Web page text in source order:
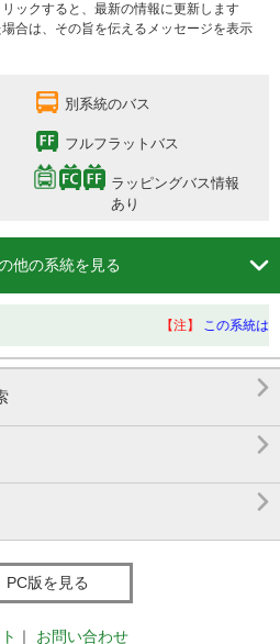
ックすると、最新の情報に更新します
合は、その旨を伝えるメッセージを表示
別系統のバス
フルフラットバス
ラッピングバス情報
あり
他の系統を見る 
【注】 この系統は



PC版を見る
｜ お問い合わせ